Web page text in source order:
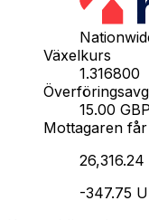
Växelkurs
1.316800
15.00 GBP
Mottagaren får
26,316.24
-347.75